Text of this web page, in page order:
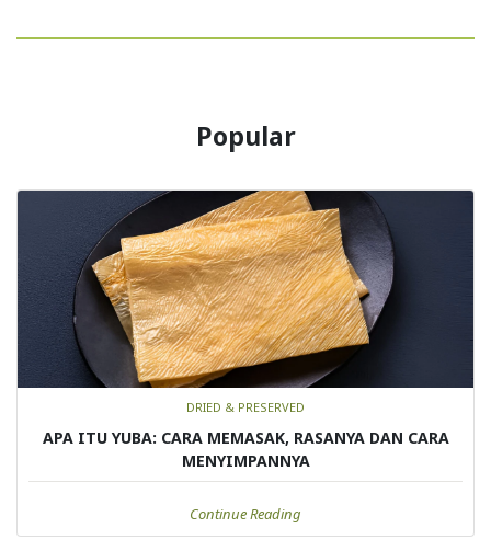
Popular
DRIED & PRESERVED
APA ITU YUBA: CARA MEMASAK, RASANYA DAN CARA
MENYIMPANNYA
Continue Reading